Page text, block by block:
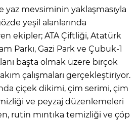
yaz mevsiminin yaklaşmasıyla
yeşil alanlarında
ekipler; ATA Çiftliği, Atatürk
Parkı, Gazi Park ve Çubuk-1
başta olmak üzere birçok
çalışmaları gerçekleştiriyor.
çiçek dikimi, çim serimi, çim
ve peyzaj düzenlemeleri
rutin mıntıka temizliği ve çöp